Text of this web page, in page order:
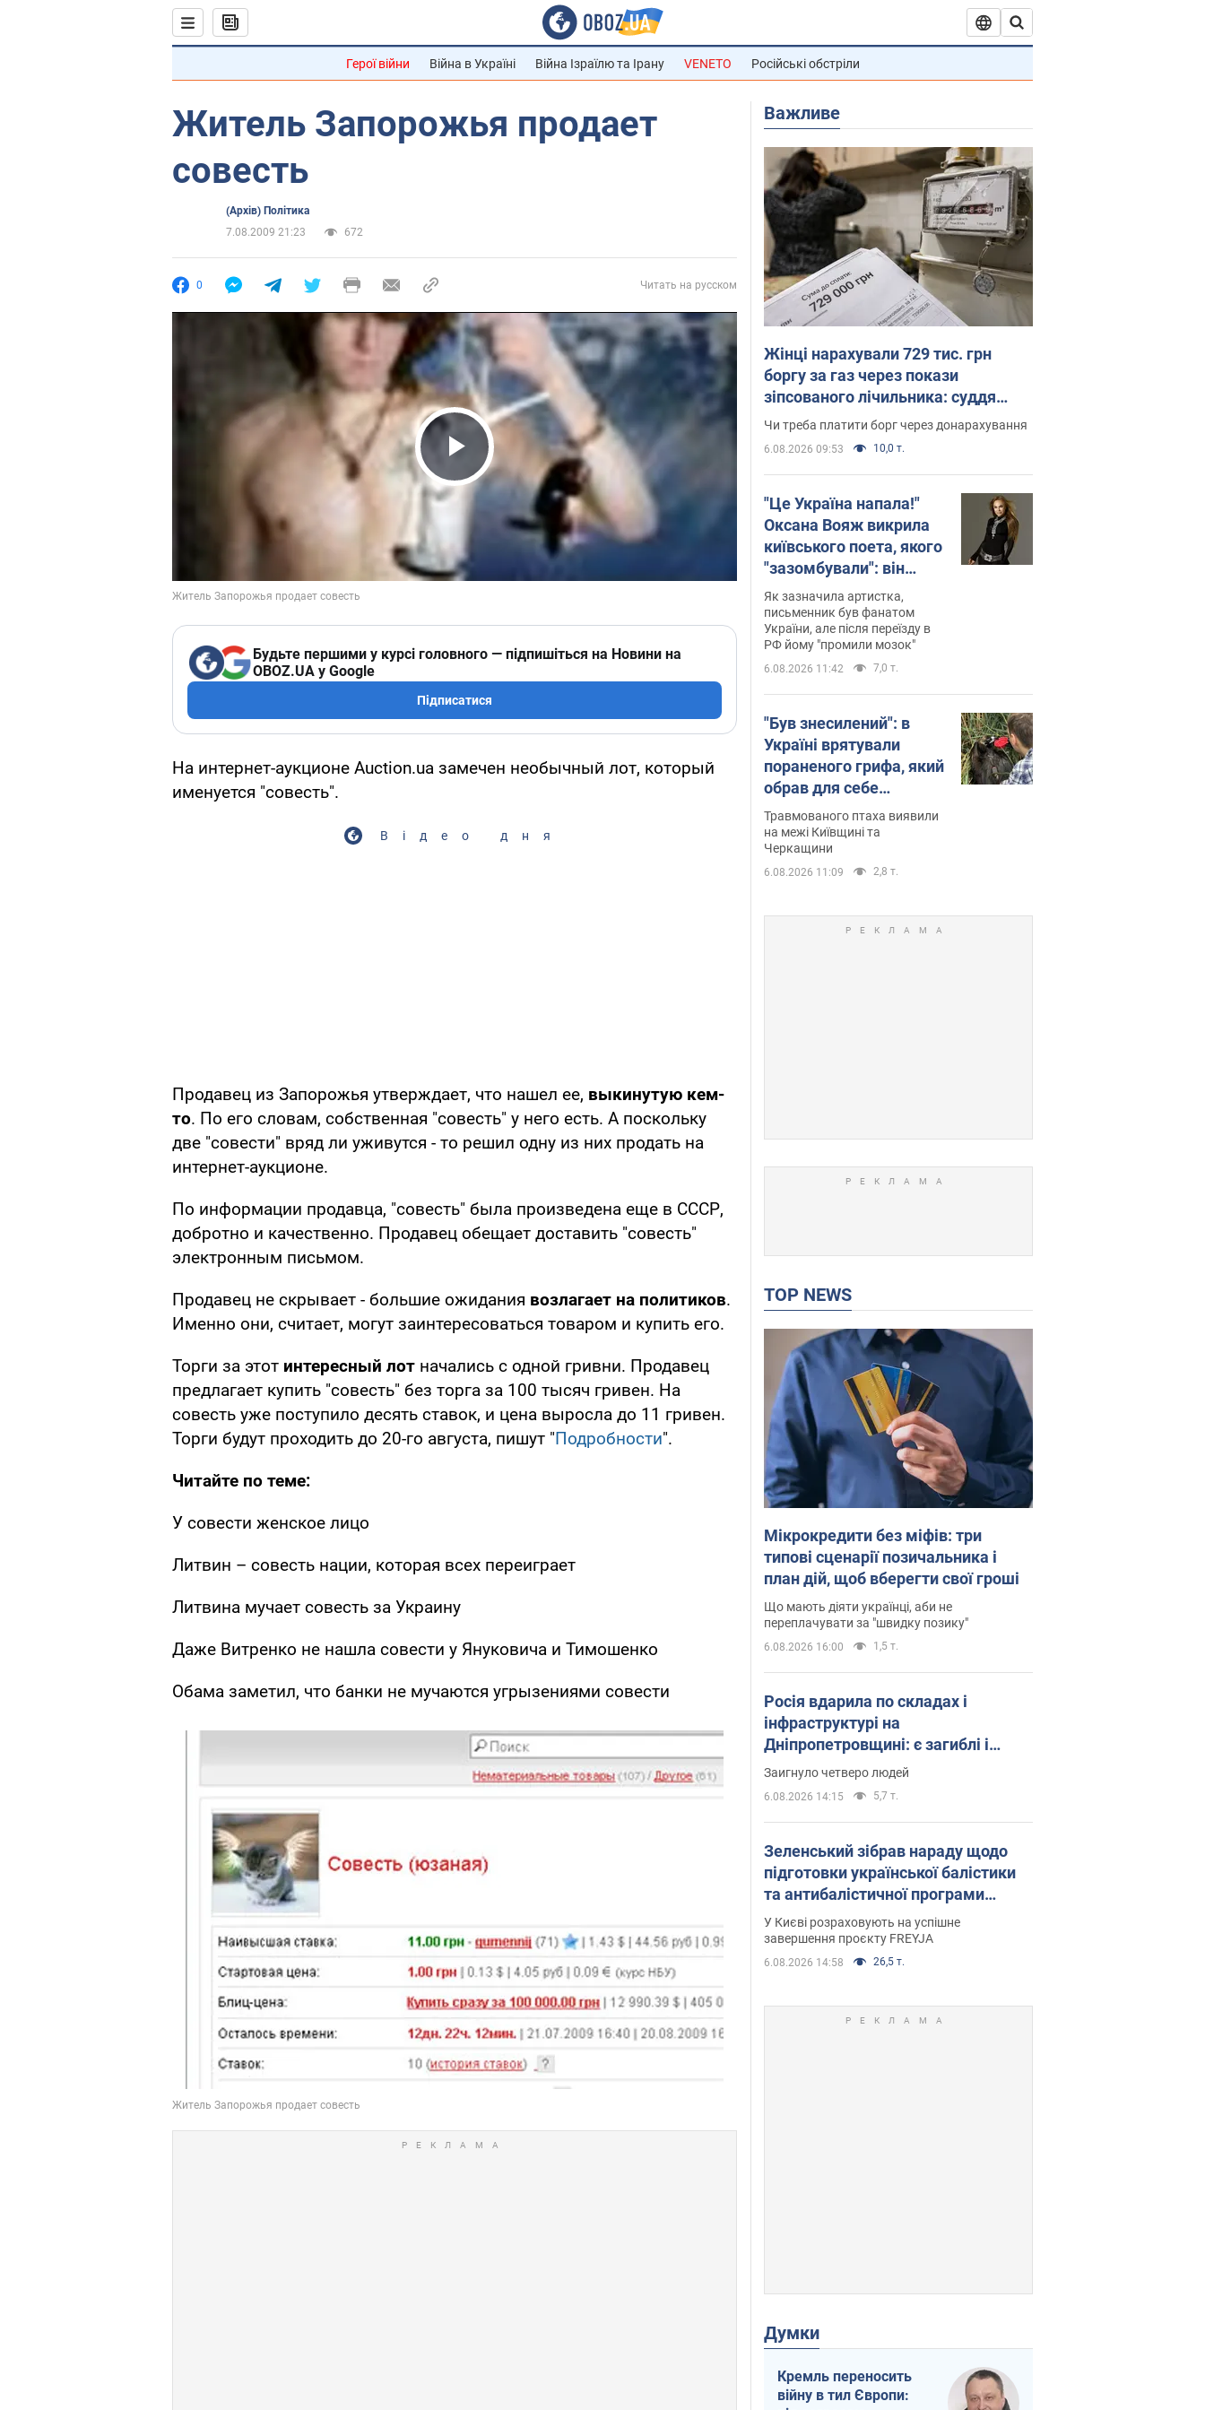
Герої війни Війна в Україні Війна Ізраїлю та Ірану VENETO Російські обстріли
Житель Запорожья продает
совесть
(Архів) Політика
7.08.2009 21:23
672
0 Читать на русском
Play Video
Будьте першими у курсі головного — підпишіться на Новини на
OBOZ.UA у Google
Підписатися
На интернет-аукционе Аuction.ua замечен необычный лот, который
именуется "совесть".
Відео дня
Продавец из Запорожья утверждает, что нашел ее, выкинутую кем-
то. По его словам, собственная "совесть" у него есть. А поскольку
две "совести" вряд ли уживутся - то решил одну из них продать на
интернет-аукционе.
По информации продавца, "совесть" была произведена еще в СССР,
добротно и качественно. Продавец обещает доставить "совесть"
электронным письмом.
Продавец не скрывает - большие ожидания возлагает на политиков.
Именно они, считает, могут заинтересоваться товаром и купить его.
Торги за этот интересный лот начались с одной гривни. Продавец
предлагает купить "совесть" без торга за 100 тысяч гривен. На
совесть уже поступило десять ставок, и цена выросла до 11 гривен.
Торги будут проходить до 20-го августа, пишут "Подробности".
Читайте по теме:
У совести женское лицо
Литвин – совесть нации, которая всех переиграет
Литвина мучает совесть за Украину
Даже Витренко не нашла совести у Януковича и Тимошенко
Обама заметил, что банки не мучаются угрызениями совести
Важливе
Жінці нарахували 729 тис. грн
боргу за газ через покази
зіпсованого лічильника: суддя
ухвалив неочікуване рішення
Чи треба платити борг через донарахування
6.08.2026 09:53 10,0 т.
"Це Україна напала!"
Оксана Вояж викрила
київського поета, якого
"зазомбували": він
навіть російської не
знав, а тепер хоче
геноциду українців
Як зазначила артистка,
письменник був фанатом
України, але після переїзду в
РФ йому "промили мозок"
6.08.2026 11:42 7,0 т.
"Був знесилений": в
Україні врятували
пораненого грифа, який
обрав для себе
нетиповий маршрут.
Фото
Травмованого птаха виявили
на межі Київщині та
Черкащини
6.08.2026 11:09 2,8 т.
TOP NEWS
Мікрокредити без міфів: три
типові сценарії позичальника і
план дій, щоб вберегти свої гроші
Що мають діяти українці, аби не
переплачувати за "швидку позику"
6.08.2026 16:00 1,5 т.
Росія вдарила по складах і
інфраструктурі на
Дніпропетровщині: є загиблі і
поранені. Фото
Заигнуло четверо людей
6.08.2026 14:15 5,7 т.
Зеленський зібрав нараду щодо
підготовки української балістики
та антибалістичної програми
FREYJA: які рішення готуються
У Києві розраховують на успішне
завершення проєкту FREYJA
6.08.2026 14:58 26,5 т.
Думки
Кремль переносить
війну в тил Європи: